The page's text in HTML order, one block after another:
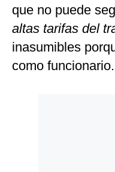
que no puede
altas tarifas del
inasumibles
como funcionario.